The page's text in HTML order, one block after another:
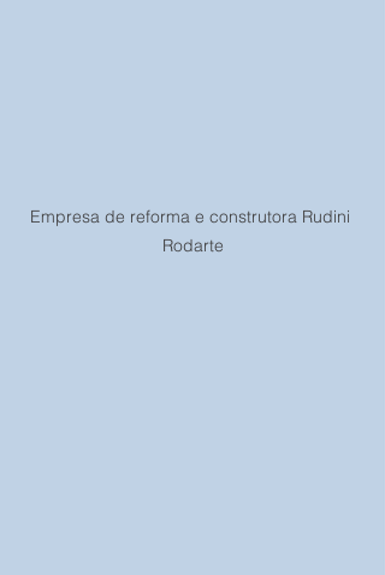
Empresa de reforma e construtora Rudini
Rodarte